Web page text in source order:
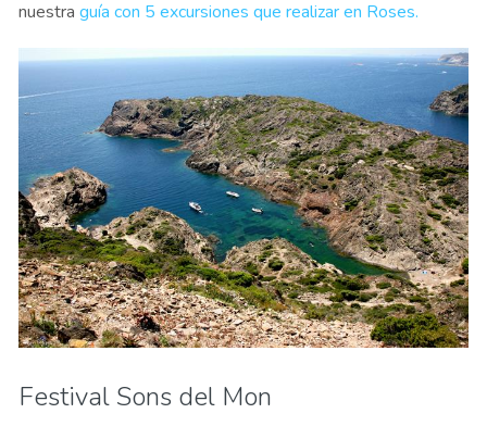
nuestra guía con 5 excursiones que realizar en Roses.
Festival Sons del Mon